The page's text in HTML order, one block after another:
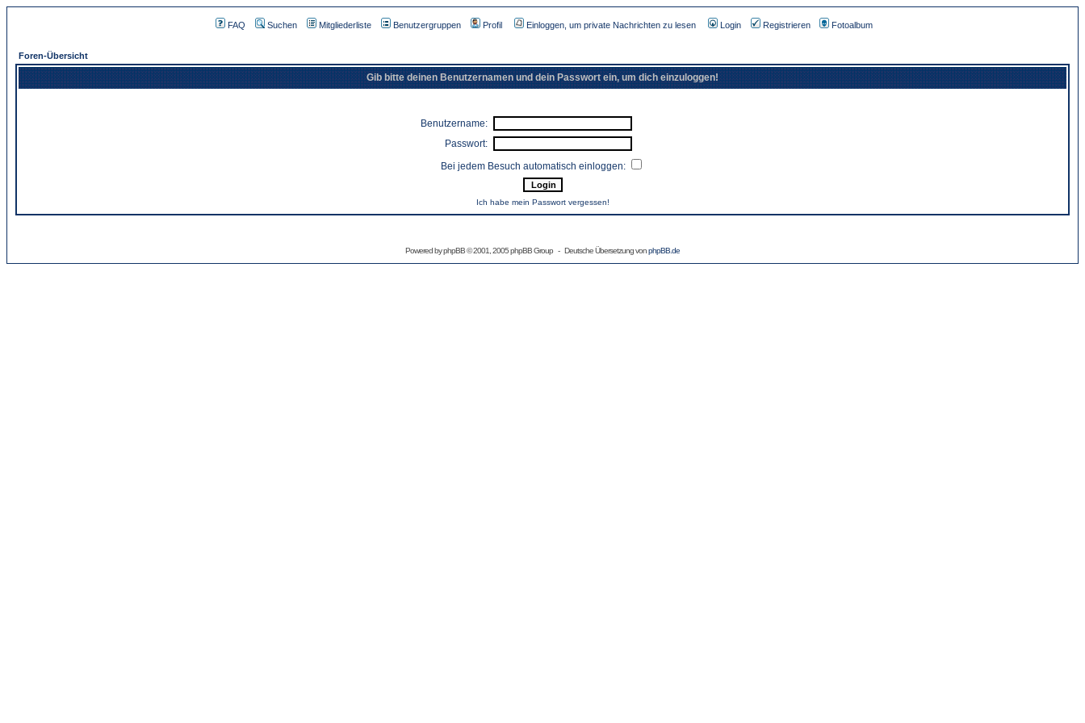
FAQ Suchen Mitgliederliste Benutzergruppen Profil Einloggen, um private Nachrichten zu lesen Login Registrieren Fotoalbum
Foren-Übersicht
Gib bitte deinen Benutzernamen und dein Passwort ein, um dich einzuloggen!
Benutzername:
Passwort:
Bei jedem Besuch automatisch einloggen:
Ich habe mein Passwort vergessen!
Powered byphpBB© 2001, 2005 phpBB Group - Deutsche Übersetzung vonphpBB.de